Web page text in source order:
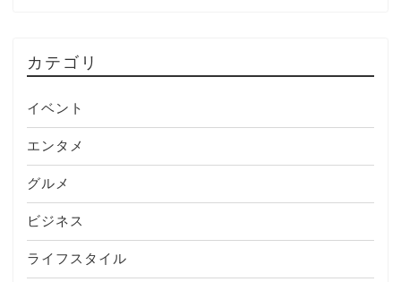
カテゴリ
イベント
エンタメ
グルメ
ビジネス
ライフスタイル